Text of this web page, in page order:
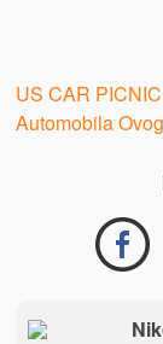
US CAR
Automobila